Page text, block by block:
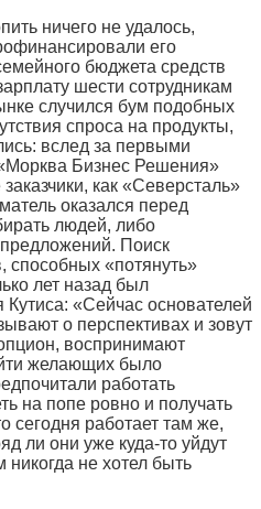
ничего не удалось,
его
бюджета средств
шести сотрудникам
случился бум подобных
спроса на продукты,
вслед за первыми
Бизнес Решения»
как «Северсталь»
оказался перед
людей, либо
Поиск
способных «потянуть»
лет назад был
«Сейчас основателей
о перспективах и зовут
воспринимают
желающих было
работать
на попе ровно и получать
сегодня работает там же,
ли они уже куда-то уйдут
не хотел быть